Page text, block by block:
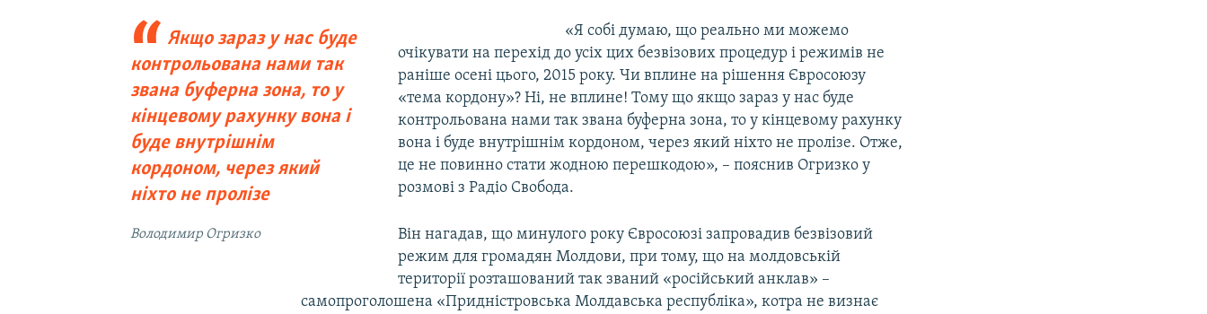
Якщо зараз у нас буде
контрольована нами так
звана буферна зона, то у
кінцевому рахунку вона і
буде внутрішнім
кордоном, через який
ніхто не пролізе
Володимир Огризко
«Я собі думаю, що реально ми можемо
очікувати на перехід до усіх цих безвізових процедур і режимів не
раніше осені цього, 2015 року. Чи вплине на рішення Євросоюзу
«тема кордону»? Ні, не вплине! Тому що якщо зараз у нас буде
контрольована нами так звана буферна зона, то у кінцевому рахунку
вона і буде внутрішнім кордоном, через який ніхто не пролізе. Отже,
це не повинно стати жодною перешкодою», – пояснив Огризко у
розмові з Радіо Свобода.
Він нагадав, що минулого року Євросоюзі запровадив безвізовий
режим для громадян Молдови, при тому, що на молдовській
території розташований так званий «російський анклав» –
самопроголошена «Придністровська Молдавська республіка», котра не визнає